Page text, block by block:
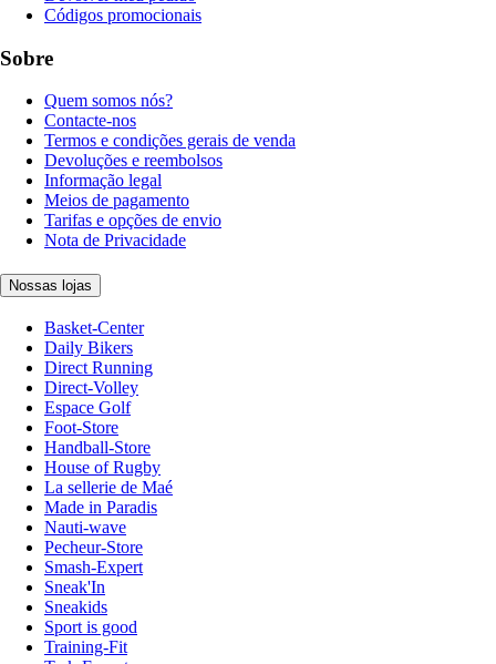
Códigos promocionais
Sobre
Quem somos nós?
Contacte-nos
Termos e condições gerais de venda
Devoluções e reembolsos
Informação legal
Meios de pagamento
Tarifas e opções de envio
Nota de Privacidade
Nossas lojas
Basket-Center
Daily Bikers
Direct Running
Direct-Volley
Espace Golf
Foot-Store
Handball-Store
House of Rugby
La sellerie de Maé
Made in Paradis
Nauti-wave
Pecheur-Store
Smash-Expert
Sneak'In
Sneakids
Sport is good
Training-Fit